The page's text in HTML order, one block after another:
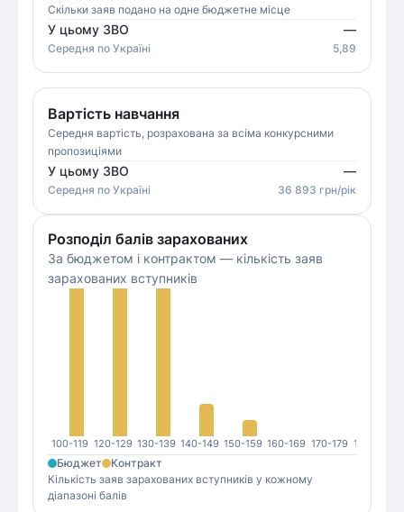
Скільки заяв подано на одне бюджетне місце
У цьому ЗВО —
Середня по Україні 5,89
Вартість навчання
Середня вартість, розрахована за всіма конкурсними
пропозиціями
У цьому ЗВО —
Середня по Україні 36 893 грн/рік
Розподіл балів зарахованих
За бюджетом і контрактом — кількість заяв
зарахованих вступників
100-119 120-129 130-139 140-149 150-159 160-169 170-179 180-189
Бюджет
Контракт
Кількість заяв зарахованих вступників у кожному
діапазоні балів